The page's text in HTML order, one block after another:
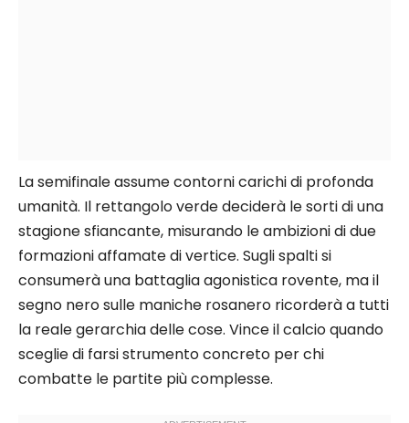
La semifinale assume contorni carichi di profonda
umanità. Il rettangolo verde deciderà le sorti di una
stagione sfiancante, misurando le ambizioni di due
formazioni affamate di vertice. Sugli spalti si
consumerà una battaglia agonistica rovente, ma il
segno nero sulle maniche rosanero ricorderà a tutti
la reale gerarchia delle cose. Vince il calcio quando
sceglie di farsi strumento concreto per chi
combatte le partite più complesse.